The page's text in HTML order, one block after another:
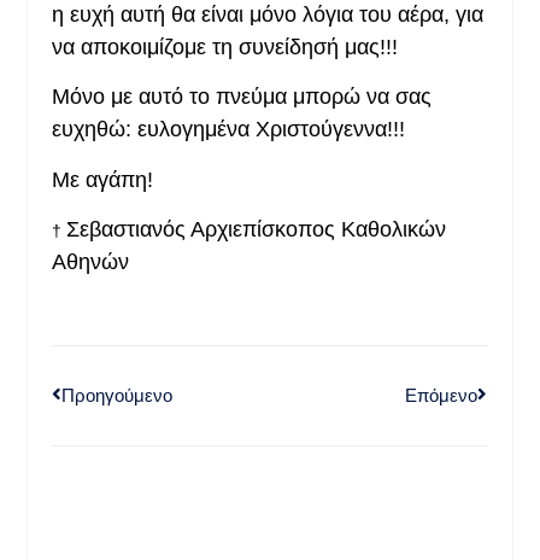
η ευχή αυτή θα είναι μόνο λόγια του αέρα, για
να αποκοιμίζομε τη συνείδησή μας!!!
Μόνο με αυτό το πνεύμα μπορώ να σας
ευχηθώ: ευλογημένα Χριστούγεννα!!!
Με αγάπη!
† Σεβαστιανός Αρχιεπίσκοπος Καθολικών
Αθηνών
Προηγούμενο Επόμενο